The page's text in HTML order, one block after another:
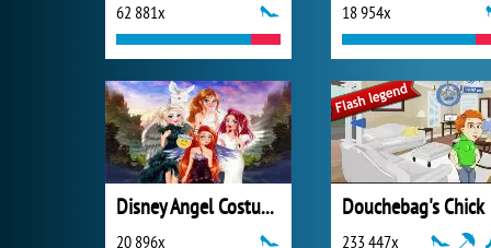
62 881x 18 954x
Disney Angel Costumes
20 896x
Douchebag's Chick
233 447x